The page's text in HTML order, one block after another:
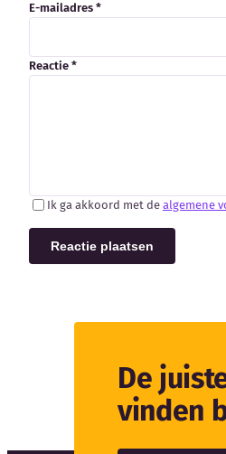
E-mailadres *
Reactie *
Ik ga akkoord met de algemene
Reactie plaatsen
De
vinden